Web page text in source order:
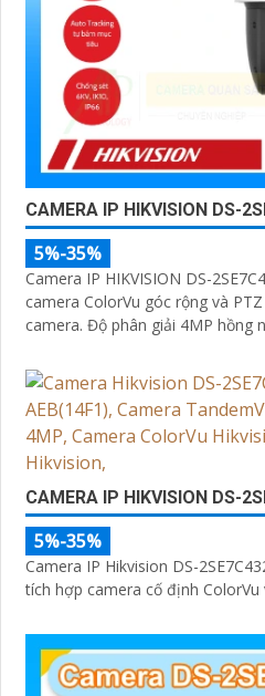
CAMERA IP HIKVISION DS-
5%-35%
Camera IP HIKVISION DS-
camera ColorVu góc rộng và
camera. Độ phân giải 4MP hồng
CAMERA IP HIKVISION DS-
5%-35%
Camera IP Hikvision DS-
tích hợp camera cố định ColorVu